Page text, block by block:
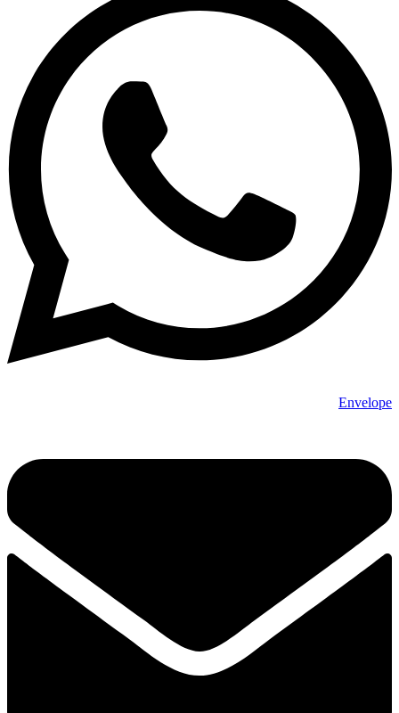
Envelope